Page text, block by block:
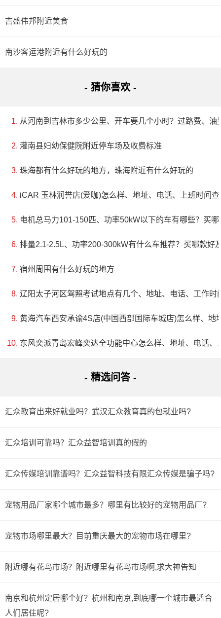
吉盛伟邦附近美食
南沙客运港附近有什么好玩的
- 猜你喜欢 -
从河南到吉林市多少公里、开车要几个小时？过路费、油
灌南县妇幼保健院附近停车场及收费标准
珠海都有什么好玩的地方，珠海附近有什么好玩的
iCAR 玉林润誉店(爱咖)怎么样、地址、电话、上班时间查
电机总马力101-150匹、功率50kW以下的车有哪些？买
排量2.1-2.5L、功率200-300kW有什么车推荐？买哪款好
宿州周围有什么好玩的地方
辽阳太子河区驾照考试地点有几个、地址、电话、工作时
黄海汽车西安承谕4S店(中国西部国际车城店)怎么样、地
东风奕派青岛宏峰奕达全功能中心怎么样、地址、电话、
- 精选问答 -
汇众教育出来好就业吗？武汉汇众教育真的包就业吗?
汇众培训可靠吗？汇众益智培训真的假的
汇众传媒培训靠谱吗？汇众益智科技有限汇众传媒是骗子吗?
宠物用品厂家哪个城市最多？哪里有比较好的宠物用品厂?
宠物市场哪里最大？目前重庆最大的宠物市场在哪里?
附近哪有花鸟市场？附近哪里有花鸟市场啊,求大神告知
南京和杭州定居哪个好？杭州和南京,到底哪一个城市最适合
人们居住呢?